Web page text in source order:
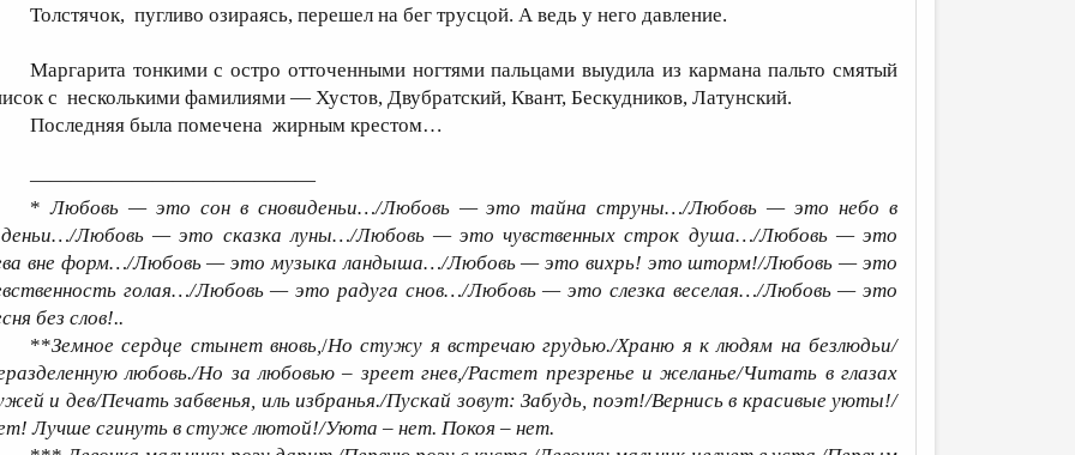
Толстячок, пугливо озираясь, перешел на бег трусцой. А ведь у него давление.
Маргарита тонкими с остро отточенными ногтями пальцами выудила из кармана пальто смятый
с несколькими фамилиями — Хустов, Двубратский, Квант, Бескудников, Латунский.
Последняя была помечена жирным крестом…
——————————————
*Любовь — это сон в сновиденьи…/Любовь — это тайна струны…/Любовь — это небо в
Любовь — это сказка луны…/Любовь — это чувственных строк душа…/Любовь — это
вне форм…/Любовь — это музыка ландыша…/Любовь — это вихрь! это шторм!/Любовь — это
голая…/Любовь — это радуга снов…/Любовь — это слезка веселая…/Любовь — это
без слов!..
**Земное сердце стынет вновь,/Но стужу я встречаю грудью./Храню я к людям на безлюдьи/
любовь./Но за любовью – зреет гнев,/Растет презренье и желанье/Читать в глазах
и дев/Печать забвенья, иль избранья./Пускай зовут: Забудь, поэт!/Вернись в красивые уюты!/
Лучше сгинуть в стуже лютой!/Уюта – нет. Покоя – нет.